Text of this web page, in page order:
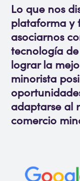
Lo que nos
plataforma y
asociarnos
tecnología
lograr la
minorista
adaptarse al
comercio